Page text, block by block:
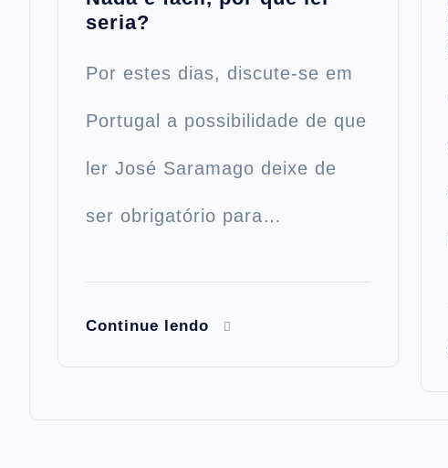
seria?
Por estes dias, discute-se em
Portugal a possibilidade de que
ler José Saramago deixe de
ser obrigatório para…
Continue lendo